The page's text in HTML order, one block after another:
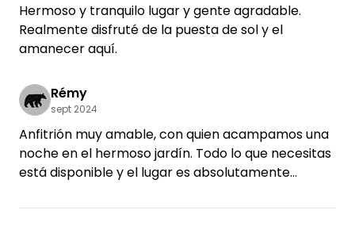
Hermoso y tranquilo lugar y gente agradable.
Realmente disfruté de la puesta de sol y el
amanecer aquí.
Rémy
sept 2024
Anfitrión muy amable, con quien acampamos una
noche en el hermoso jardín. Todo lo que necesitas
está disponible y el lugar es absolutamente